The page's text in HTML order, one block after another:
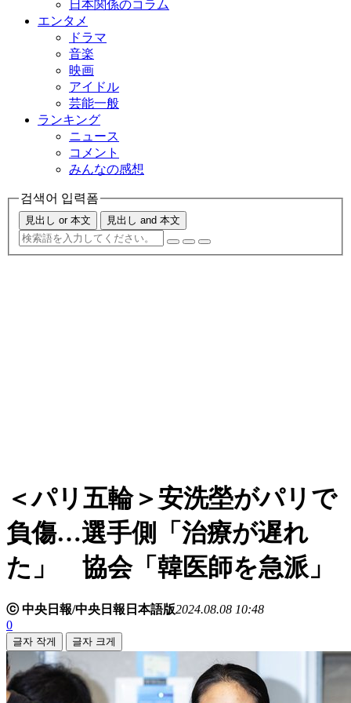
日本関係のコラム
エンタメ
ドラマ
音楽
映画
アイドル
芸能一般
ランキング
ニュース
コメント
みんなの感想
검색어 입력폼
見出し or 本文 見出し and 本文
＜パリ五輪＞安洗塋がパリで
負傷…選手側「治療が遅れ
た」 協会「韓医師を急派」
ⓒ 中央日報/中央日報日本語版2024.08.08 10:48
0
글자 작게 글자 크게